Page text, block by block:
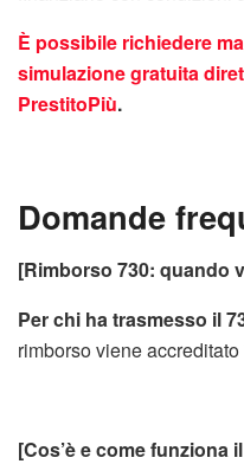
È possibile richiedere
simulazione gratuita
PrestitoPiù.
Domande
[Rimborso 730: quando
Per chi ha trasmesso il
rimborso viene
[Cos’è e come funziona